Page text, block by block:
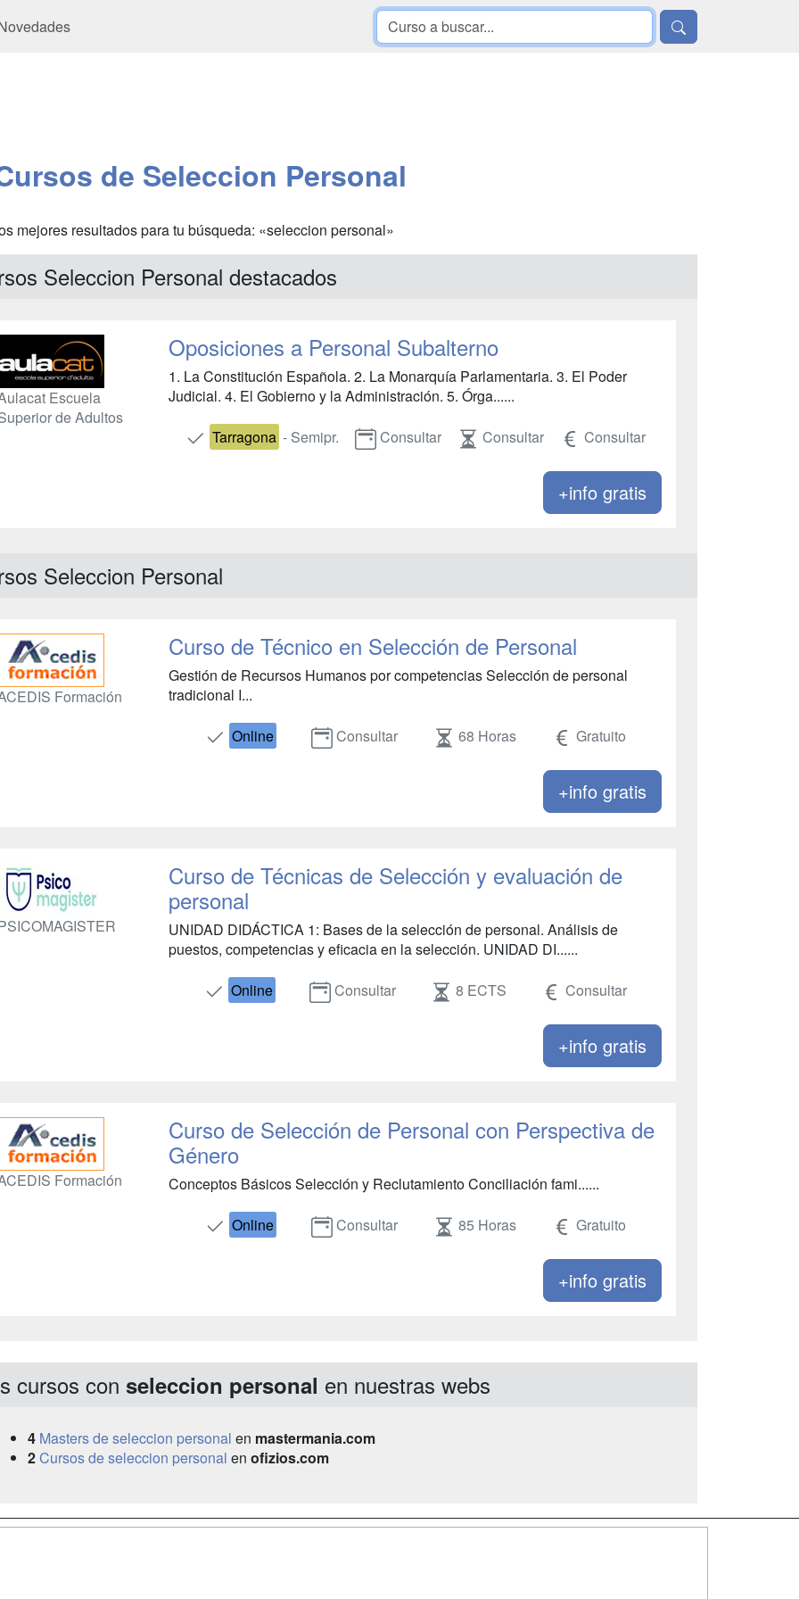
de Seleccion Personal
mejores resultados para tu búsqueda: «seleccion personal»
Seleccion Personal destacados
Escuela
de Adultos
Oposiciones a Personal Subalterno
1. La Constitución Española. 2. La Monarquía Parlamentaria. 3. El Poder
Judicial. 4. El Gobierno y la Administración. 5. Órga......
Tarragona - Semipr. Consultar Consultar Consultar
+info gratis
Seleccion Personal
Formación
Curso de Técnico en Selección de Personal
Gestión de Recursos Humanos por competencias Selección de personal
tradicional I...
Online
Consultar 68 Horas Gratuito
+info gratis
Curso de Técnicas de Selección y evaluación de
personal
UNIDAD DIDÁCTICA 1: Bases de la selección de personal. Análisis de
puestos, competencias y eficacia en la selección. UNIDAD DI......
Online
Consultar 8 ECTS Consultar
+info gratis
Formación
Curso de Selección de Personal con Perspectiva de
Género
Conceptos Básicos Selección y Reclutamiento Conciliación fami......
Online
Consultar 85 Horas Gratuito
+info gratis
cursos con seleccion personal en nuestras webs
4 Masters de seleccion personal en mastermania.com
2Cursos de seleccion personal en ofizios.com